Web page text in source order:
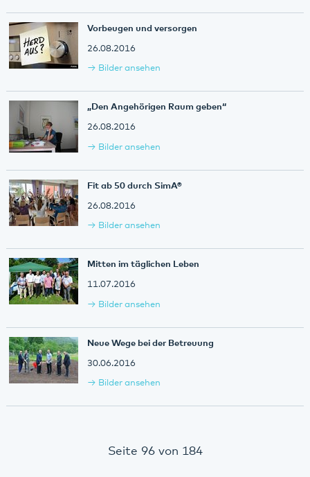
Vorbeugen und versorgen
26.08.2016
Bilder ansehen
„Den Angehörigen Raum geben“
26.08.2016
Bilder ansehen
Fit ab 50 durch SimA®
26.08.2016
Bilder ansehen
Mitten im täglichen Leben
11.07.2016
Bilder ansehen
Neue Wege bei der Betreuung
30.06.2016
Bilder ansehen
Seite 96 von 184